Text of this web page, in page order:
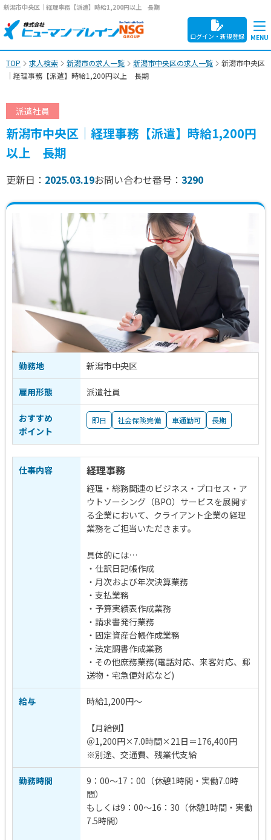
新潟市中央区｜経理事務【派遣】時給1,200円以上 長期
ログイン・新規登録
TOP 求人検索 新潟市の求人一覧 新潟市中央区の求人一覧
新潟市中央区
｜経理事務【派遣】時給1,200円以上 長期
派遣社員
新潟市中央区｜経理事務【派遣】時給1,200円
以上 長期
更新日： 2025.03.19お問い合わせ番号： 3290
勤務地 新潟市中央区
雇用形態 派遣社員
おすすめ
ポイント
即日 社会保険完備 車通勤可 長期
仕事内容 経理事務
経理・総務関連のビジネス・プロセス・ア
ウトソーシング（BPO）サービスを展開す
る企業において、クライアント企業の経理
業務をご担当いただきます。
具体的には…
・仕訳日記帳作成
・月次および年次決算業務
・支払業務
・予算実績表作成業務
・請求書発行業務
・固定資産台帳作成業務
・法定調書作成業務
・その他庶務業務(電話対応、来客対応、郵
送物・宅急便対応など)
給与 時給1,200円～
【月給例】
＠1,200円×7.0時間×21日＝176,400円
※別途、交通費、残業代支給
勤務時間
9：00～17：00（休憩1時間・実働7.0時
間）
もしくは9：00～16：30（休憩1時間・実働
7.5時間）